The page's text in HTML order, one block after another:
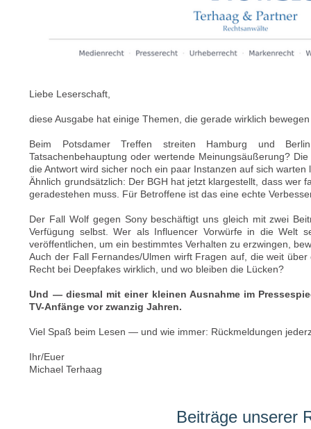
Liebe Leserschaft,
diese Ausgabe hat einige Themen, die gerade wirklich
Beim Potsdamer Treffen streiten Hamburg und
Tatsachenbehauptung oder wertende Meinungsäußerung?
die Antwort wird sicher noch ein paar Instanzen auf sich warten
Ähnlich grundsätzlich: Der BGH hat jetzt klargestellt, dass wer
geradestehen muss. Für Betroffene ist das eine echte
Der Fall Wolf gegen Sony beschäftigt uns gleich mit zwei
Verfügung selbst. Wer als Influencer Vorwürfe in die Welt
veröffentlichen, um ein bestimmtes Verhalten zu erzwingen,
Auch der Fall Fernandes/Ulmen wirft Fragen auf, die weit
Recht bei Deepfakes wirklich, und wo bleiben die Lücken?
Und — diesmal mit einer kleinen Ausnahme im
TV-Anfänge vor zwanzig Jahren.
Viel Spaß beim Lesen — und wie immer: Rückmeldungen
Ihr/Euer
Michael Terhaag
Beiträge unserer